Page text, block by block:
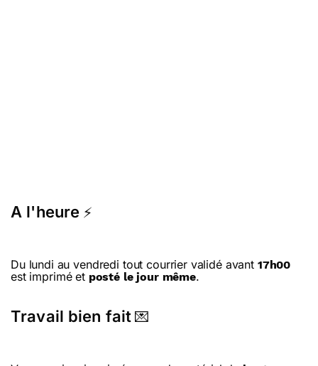
A l'heure ⚡
Du lundi au vendredi tout courrier validé avant 17h00
est imprimé et posté le jour même.
Travail bien fait 💌